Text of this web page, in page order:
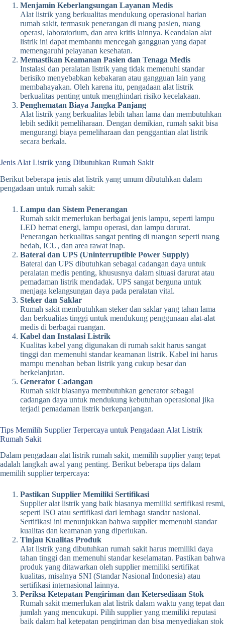
Menjamin Keberlangsungan Layanan Medis
Alat listrik yang berkualitas mendukung operasional harian
rumah sakit, termasuk penerangan di ruang pasien, ruang
operasi, laboratorium, dan area kritis lainnya. Keandalan alat
listrik ini dapat membantu mencegah gangguan yang dapat
memengaruhi pelayanan kesehatan.
Memastikan Keamanan Pasien dan Tenaga Medis
Instalasi dan peralatan listrik yang tidak memenuhi standar
berisiko menyebabkan kebakaran atau gangguan lain yang
membahayakan. Oleh karena itu, pengadaan alat listrik
berkualitas penting untuk menghindari risiko kecelakaan.
Penghematan Biaya Jangka Panjang
Alat listrik yang berkualitas lebih tahan lama dan membutuhkan
lebih sedikit pemeliharaan. Dengan demikian, rumah sakit bisa
mengurangi biaya pemeliharaan dan penggantian alat listrik
secara berkala.
Jenis Alat Listrik yang Dibutuhkan Rumah Sakit
Berikut beberapa jenis alat listrik yang umum dibutuhkan dalam
pengadaan untuk rumah sakit:
Lampu dan Sistem Penerangan
Rumah sakit memerlukan berbagai jenis lampu, seperti lampu
LED hemat energi, lampu operasi, dan lampu darurat.
Penerangan berkualitas sangat penting di ruangan seperti ruang
bedah, ICU, dan area rawat inap.
Baterai dan UPS (Uninterruptible Power Supply)
Baterai dan UPS dibutuhkan sebagai cadangan daya untuk
peralatan medis penting, khususnya dalam situasi darurat atau
pemadaman listrik mendadak. UPS sangat berguna untuk
menjaga kelangsungan daya pada peralatan vital.
Steker dan Saklar
Rumah sakit membutuhkan steker dan saklar yang tahan lama
dan berkualitas tinggi untuk mendukung penggunaan alat-alat
medis di berbagai ruangan.
Kabel dan Instalasi Listrik
Kualitas kabel yang digunakan di rumah sakit harus sangat
tinggi dan memenuhi standar keamanan listrik. Kabel ini harus
mampu menahan beban listrik yang cukup besar dan
berkelanjutan.
Generator Cadangan
Rumah sakit biasanya membutuhkan generator sebagai
cadangan daya untuk mendukung kebutuhan operasional jika
terjadi pemadaman listrik berkepanjangan.
Tips Memilih Supplier Terpercaya untuk Pengadaan Alat Listrik
Rumah Sakit
Dalam pengadaan alat listrik rumah sakit, memilih supplier yang tepat
adalah langkah awal yang penting. Berikut beberapa tips dalam
memilih supplier terpercaya:
Pastikan Supplier Memiliki Sertifikasi
Supplier alat listrik yang baik biasanya memiliki sertifikasi resmi,
seperti ISO atau sertifikasi dari lembaga standar nasional.
Sertifikasi ini menunjukkan bahwa supplier memenuhi standar
kualitas dan keamanan yang diperlukan.
Tinjau Kualitas Produk
Alat listrik yang dibutuhkan rumah sakit harus memiliki daya
tahan tinggi dan memenuhi standar keselamatan. Pastikan bahwa
produk yang ditawarkan oleh supplier memiliki sertifikat
kualitas, misalnya SNI (Standar Nasional Indonesia) atau
sertifikasi internasional lainnya.
Periksa Ketepatan Pengiriman dan Ketersediaan Stok
Rumah sakit memerlukan alat listrik dalam waktu yang tepat dan
jumlah yang mencukupi. Pilih supplier yang memiliki reputasi
baik dalam hal ketepatan pengiriman dan bisa menyediakan stok